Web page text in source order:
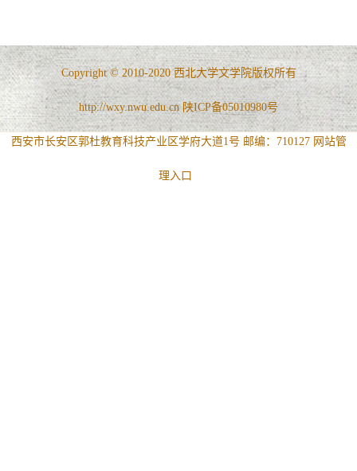
Copyright © 2010-2020 西北大学文学院版权所有
http://wxy.nwu.edu.cn 陕ICP备05010980号
西安市长安区郭杜教育科技产业区学府大道1号 邮编：710127 网站管
理入口